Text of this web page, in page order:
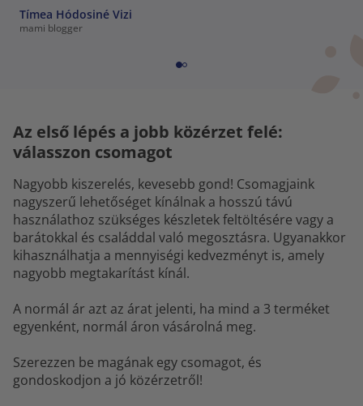
Tímea Hódosiné Vizi
mami blogger
Az első lépés a jobb közérzet felé:
válasszon csomagot
Nagyobb kiszerelés, kevesebb gond! Csomagjaink
nagyszerű lehetőséget kínálnak a hosszú távú
használathoz szükséges készletek feltöltésére vagy a
barátokkal és családdal való megosztásra. Ugyanakkor
kihasználhatja a mennyiségi kedvezményt is, amely
nagyobb megtakarítást kínál.
A normál ár azt az árat jelenti, ha mind a 3 terméket
egyenként, normál áron vásárolná meg.
Szerezzen be magának egy csomagot, és
gondoskodjon a jó közérzetről!